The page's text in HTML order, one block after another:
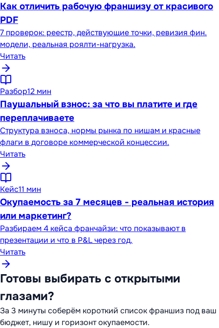
Как отличить рабочую франшизу от красивого
PDF
7 проверок: реестр, действующие точки, ревизия фин.
модели, реальная роялти-нагрузка.
Читать
Разбор12 мин
Паушальный взнос: за что вы платите и где
переплачиваете
Структура взноса, нормы рынка по нишам и красные
флаги в договоре коммерческой концессии.
Читать
Кейс11 мин
Окупаемость за 7 месяцев - реальная история
или маркетинг?
Разбираем 4 кейса франчайзи: что показывают в
презентации и что в P&L через год.
Читать
Готовы выбирать с открытыми
глазами?
За 3 минуты соберём короткий список франшиз под ваш
бюджет, нишу и горизонт окупаемости.